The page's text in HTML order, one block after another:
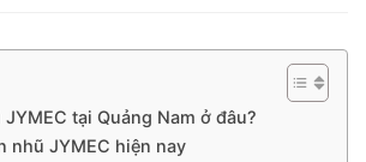
tại Quảng Nam ở đâu?
nhũ JYMEC hiện nay